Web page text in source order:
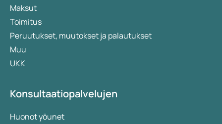
Maksut
Toimitus
Peruutukset, muutokset ja palautukset
Muu
UKK
Konsultaatiopalvelujen
Huonot yöunet